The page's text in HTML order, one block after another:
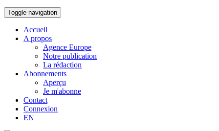
Toggle navigation
Accueil
A propos
Agence Europe
Notre publication
La rédaction
Abonnements
Aperçu
Je m'abonne
Contact
Connexion
EN